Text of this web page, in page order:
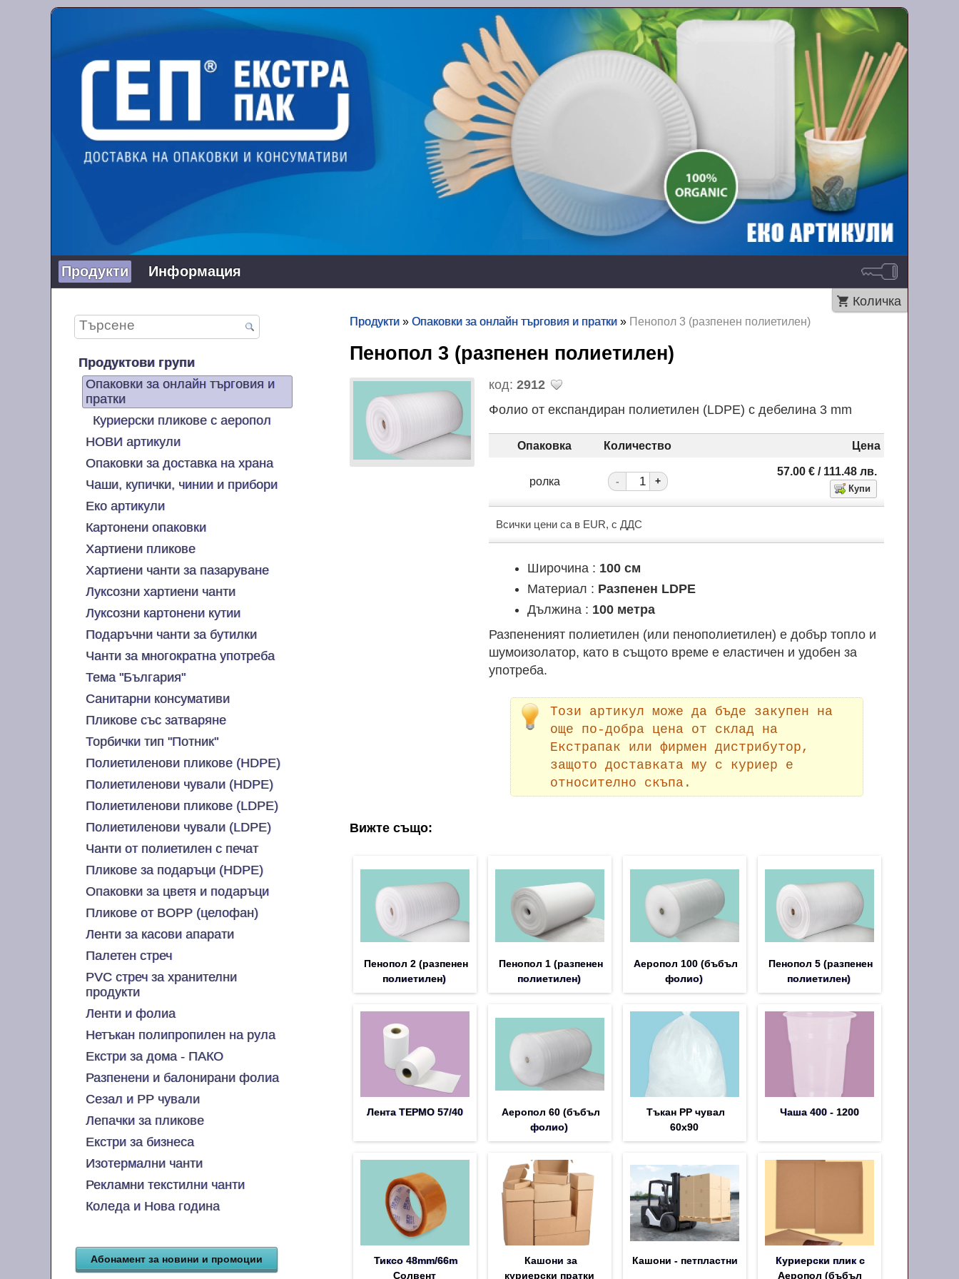
Продукти Информация
Количка
Продуктови групи
Опаковки за онлайн търговия и
пратки
Куриерски пликове с аеропол
НОВИ артикули
Опаковки за доставка на храна
Чаши, купички, чинии и прибори
Еко артикули
Картонени опаковки
Хартиени пликове
Хартиени чанти за пазаруване
Луксозни хартиени чанти
Луксозни картонени кутии
Подаръчни чанти за бутилки
Чанти за многократна употреба
Тема "България"
Санитарни консумативи
Пликове със затваряне
Торбички тип "Потник"
Полиетиленови пликове (HDPE)
Полиетиленови чували (HDPE)
Полиетиленови пликове (LDPE)
Полиетиленови чували (LDPE)
Чанти от полиетилен с печат
Пликове за подаръци (HDPE)
Опаковки за цветя и подаръци
Пликове от BOPP (целофан)
Ленти за касови апарати
Палетен стреч
PVC стреч за хранителни
продукти
Ленти и фолиа
Нетъкан полипропилен на рула
Екстри за дома - ПАКО
Разпенени и балонирани фолиа
Сезал и PP чували
Лепачки за пликове
Екстри за бизнеса
Изотермални чанти
Рекламни текстилни чанти
Коледа и Нова година
Продукти »Опаковки за онлайн търговия и пратки » Пенопол 3 (разпенен полиетилен)
Пенопол 3 (разпенен полиетилен)
код:2912
Фолио от експандиран полиетилен (LDPE) с дебелина 3 mm
Опаковка Количество Цена
ролка - +
57.00€ / 111.48лв.
Всички цени са в EUR, с ДДС
Широчина : 100 см
Материал : Разпенен LDPE
Дължина : 100 метра
Разпененият полиетилен (или пенополиетилен) е добър топло и
шумоизолатор, като в същото време е еластичен и удобен за
употреба.
Този артикул може да бъде закупен на
още по-добра цена от склад на
Екстрапак или фирмен дистрибутор,
защото доставката му с куриер е
относително скъпа.
Вижте също:
Пенопол 2 (разпенен
полиетилен)
Пенопол 1 (разпенен
полиетилен)
Аеропол 100 (бъбъл
фолио)
Пенопол 5 (разпенен
полиетилен)
Лента ТЕРМО 57/40
Аеропол 60 (бъбъл
фолио)
Тъкан PP чувал
60х90
Чаша 400 - 1200
Тиксо 48mm/66m
Солвент
Кашони за
куриерски пратки
Кашони - петпластни
Куриерски плик с
Аеропол (бъбъл